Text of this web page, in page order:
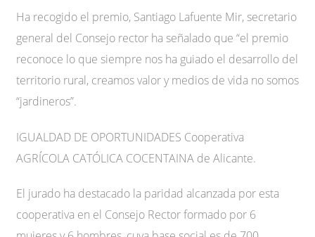
Ha recogido el premio, Santiago Lafuente Mir, secretario
general del Consejo rector ha señalado que “el premio
reconoce lo que siempre nos ha guiado el desarrollo del
territorio rural, creamos valor y medios de vida no somos
“jardineros”.
IGUALDAD DE OPORTUNIDADES Cooperativa
AGRÍCOLA CATÓLICA COCENTAINA de Alicante.
El jurado ha destacado la paridad alcanzada por esta
cooperativa en el Consejo Rector formado por 6